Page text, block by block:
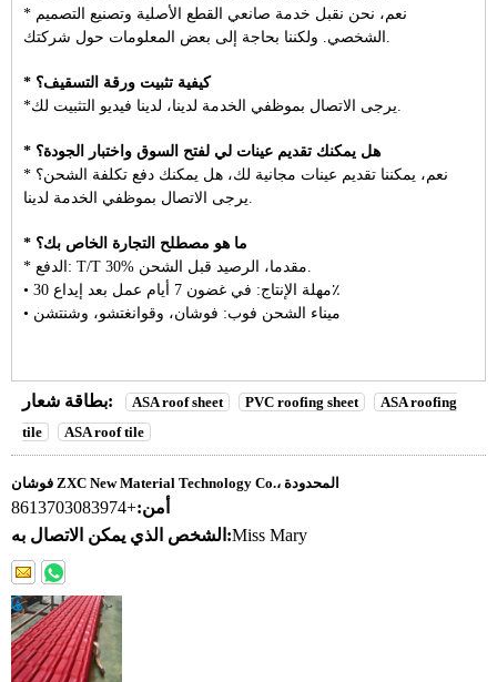
* نعم، نحن نقبل خدمة صانعي القطع الأصلية وتصنيع التصميم
* كيفية تثبيت ورقة التسقيف؟
* هل يمكنك تقديم عينات لي لفتح السوق واختبار الجودة؟
* نعم، يمكننا تقديم عينات مجانية لك، هل يمكنك دفع تكلفة الشحن؟
* ما هو مصطلح التجارة الخاص بك؟
• مهلة الإنتاج: في غضون 7 أيام عمل بعد إيداع 30٪
• ميناء الشحن فوب: فوشان، وقوانغتشو، وشنتشن
بطاقة شعار: ASA roof sheet PVC roofing sheet
ASA roofing
tile
ASA roof tile
فوشان ZXC New Material Technology Co.، المحدودة
أمن:+8613703083974
الشخص الذي يمكن الاتصال به:Miss Mary